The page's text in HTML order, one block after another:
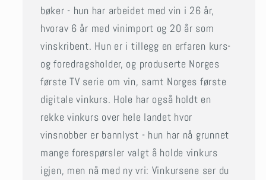
bøker - hun har arbeidet med vin i 26 år,
hvorav 6 år med vinimport og 20 år som
vinskribent. Hun er i tillegg en erfaren kurs-
og foredragsholder, og produserte Norges
første TV serie om vin, samt Norges første
digitale vinkurs. Hole har også holdt en
rekke vinkurs over hele landet hvor
vinsnobber er bannlyst - hun har nå grunnet
mange forespørsler valgt å holde vinkurs
igjen, men nå med ny vri: Vinkursene ser du